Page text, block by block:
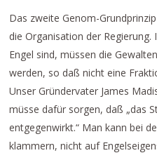
Das zweite Genom-
die Organisation der
Engel sind, müssen die
werden, so daß nicht eine
Unser Gründervater James
müsse dafür sorgen, daß „das
entgegenwirkt.“ Man kann bei
klammern, nicht auf